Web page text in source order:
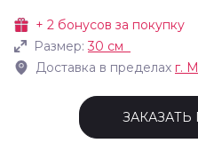
+ 2 бонусов за покупку
Размер:30 см
Доставка в пределах г.